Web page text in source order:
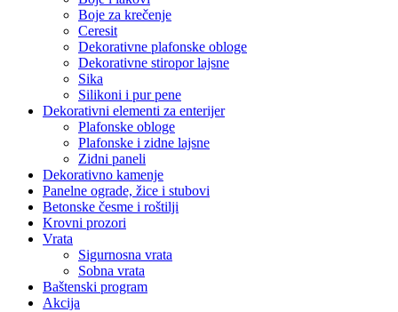
Boje za krečenje
Ceresit
Dekorativne plafonske obloge
Dekorativne stiropor lajsne
Sika
Silikoni i pur pene
Dekorativni elementi za enterijer
Plafonske obloge
Plafonske i zidne lajsne
Zidni paneli
Dekorativno kamenje
Panelne ograde, žice i stubovi
Betonske česme i roštilji
Krovni prozori
Vrata
Sigurnosna vrata
Sobna vrata
Baštenski program
Akcija